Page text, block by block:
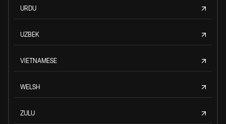
URDU
UZBEK
VIETNAMESE
WELSH
ZULU